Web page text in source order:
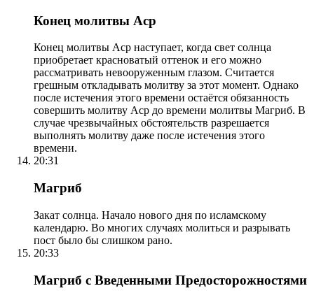
Конец молитвы Аср
Конец молитвы Аср наступает, когда свет солнца
приобретает красноватый оттенок и его можно
рассматривать невооруженным глазом. Считается
грешным откладывать молитву за этот момент. Однако
после истечения этого времени остаётся обязанность
совершить молитву Аср до времени молитвы Магриб. В
случае чрезвычайных обстоятельств разрешается
выполнять молитву даже после истечения этого
времени.
20:31
Магриб
Закат солнца. Начало нового дня по исламскому
календарю. Во многих случаях молиться и разрывать
пост было бы слишком рано.
20:33
Магриб с Введенными Предосторожностями